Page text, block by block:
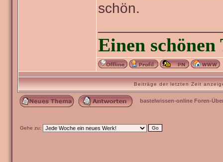
schön.
Einen
Beiträge der letzten Zeit
bastelwissen-online Foren-
Gehe zu: